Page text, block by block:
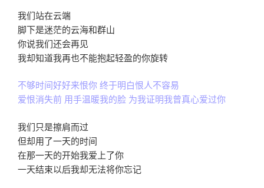
我们站在云端
脚下是迷茫的云海和群山
你说我们还会再见
我却知道我再也不能抱起轻盈的你旋转
不够时间好好来恨你 终于明白恨人不容易
爱恨消失前 用手温暖我的脸 为我证明我曾真心爱过你
我们只是擦肩而过
但却用了一天的时间
在那一天的开始我爱上了你
一天结束以后我却无法将你忘记